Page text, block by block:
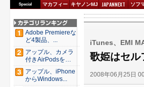
Special マカフィー キヤノンMJ JAPANNEXT ソフ
iTunes、EMI
歌姫はセル
2008年06月25日
Adobe Premiereな
ど4製品、...
アップル、カメラ
付きAirPodsを年
内...
アップル、iPhone
からWindows...